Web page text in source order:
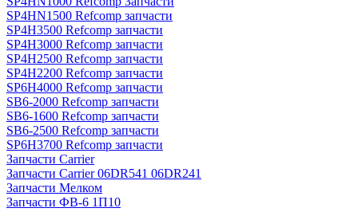
SP4HN1500 Refcomp запчасти
SP4H3500 Refcomp запчасти
SP4H3000 Refcomp запчасти
SP4H2500 Refcomp запчасти
SP4H2200 Refcomp запчасти
SP6H4000 Refcomp запчасти
SB6-2000 Refcomp запчасти
SB6-1600 Refcomp запчасти
SB6-2500 Refcomp запчасти
SP6H3700 Refcomp запчасти
Запчасти Carrier
Запчасти Carrier 06DR541 06DR241
Запчасти Мелком
Запчасти ФВ-6 1П10